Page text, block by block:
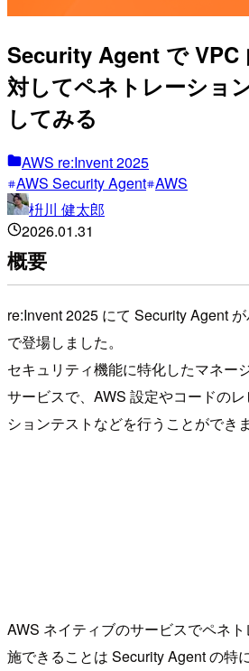
Security Agent で VPC
対してペネトレーショ
してみる
AWS re:Invent 2025
AWS Security Agent AWS
枡川 健太郎
2026.01.31
概要
re:Invent 2025 にて Security Agent
で登場しました。
セキュリティ機能に特化したマネー
サービスで、AWS 設定やコードの
ションテストなどを行うことができま
AWS ネイティブのサービスでペネ
施できることは Security Agent の特